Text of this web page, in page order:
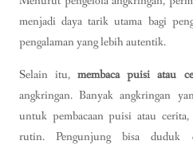
menjadi daya tarik utama bagi
pengalaman yang lebih autentik.
Selain itu,membaca puisi atau
angkringan. Banyak angkringan
untuk pembacaan puisi atau cerita,
rutin. Pengunjung bisa duduk